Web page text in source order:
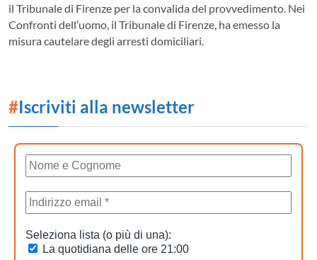
il Tribunale di Firenze per la convalida del provvedimento. Nei
Confronti dell’uomo, il Tribunale di Firenze, ha emesso la
misura cautelare degli arresti domiciliari.
#Iscriviti alla newsletter